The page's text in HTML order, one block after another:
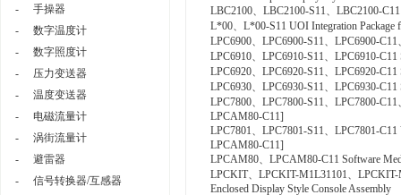
-
手操器
-
数字温度计
-
数字照度计
-
压力变送器
-
温度变送器
-
电磁流量计
-
涡街流量计
-
避雷器
-
信号转换器/互感器
LBC2100、LBC2100-S11、LBC2100-C11
L*00、L*00-S11 UOI Integration Package
LPC6900、LPC6900-S11、LPC6900-C11
LPC6910、LPC6910-S11、LPC6910-C11
LPC6920、LPC6920-S11、LPC6920-C11
LPC6930、LPC6930-S11、LPC6930-C11
LPC7800、LPC7800-S11、LPC7800-
LPCAM80-C11]
LPC7801、LPC7801-S11、LPC7801-
LPCAM80-C11]
LPCAM80、LPCAM80-C11 Software
LPCKIT、LPCKIT-M1L31101、
Enclosed Display Style Console Assembly